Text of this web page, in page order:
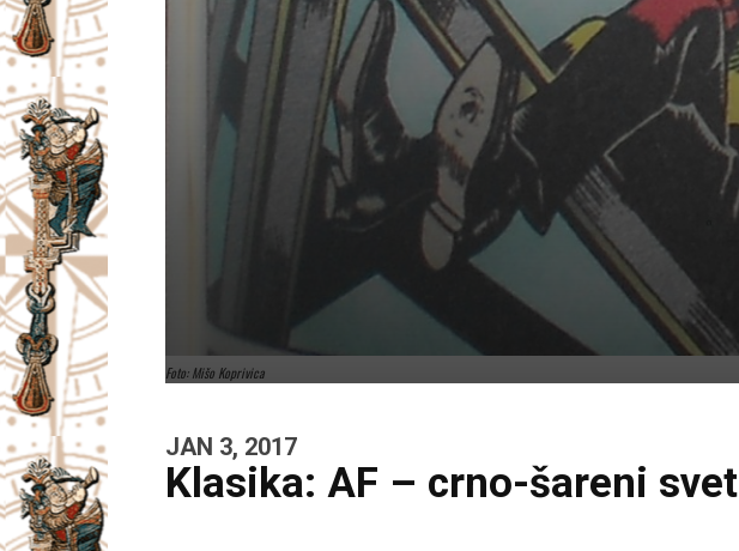
Foto: Mišo Koprivica
JAN 3, 2017
Klasika: AF – crno-šareni svet